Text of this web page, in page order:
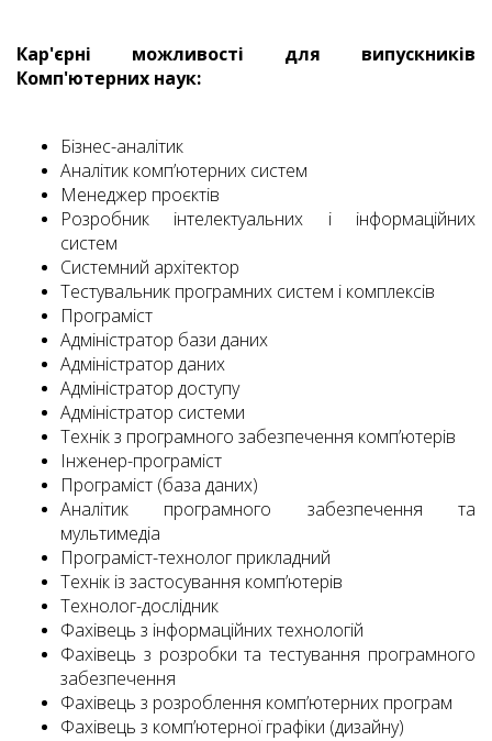
Кар'єрні можливості для випускників
Комп'ютерних наук:
Бізнес-аналітик
Аналітик комп’ютерних систем
Менеджер проєктів
Розробник інтелектуальних і інформаційних
систем
Системний архітектор
Тестувальник програмних систем і комплексів
Програміст
Адміністратор бази даних
Адміністратор даних
Адміністратор доступу
Адміністратор системи
Технік з програмного забезпечення комп’ютерів
Інженер-програміст
Програміст (база даних)
Аналітик програмного забезпечення та
мультимедіа
Програміст-технолог прикладний
Технік із застосування комп’ютерів
Технолог-дослідник
Фахівець з інформаційних технологій
Фахівець з розробки та тестування програмного
забезпечення
Фахівець з розроблення комп’ютерних програм
Фахівець з комп’ютерної графіки (дизайну)